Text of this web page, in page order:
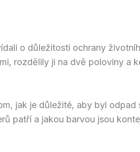
o důležitosti ochrany
rozdělily ji na dvě poloviny a
jak je důležité, aby byl
patří a jakou barvou jsou